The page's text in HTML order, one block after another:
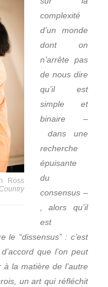
Ross
complexité
d’un monde
dont on
n’arrête pas
de nous dire
qu’il est
simple et
binaire –
dans une
recherche
épuisante
du
consensus –
, alors qu’il
est
le “dissensus” : c’est
que l’on peut
à la matière de l’autre
un art qui réfléchit